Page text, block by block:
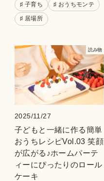
♯ 子育ち ♯ おうちモンテ
♯ 居場所
読み物
2025/11/27
子どもと一緒に作る簡単
おうちレシピVol.03 笑顔
が広がる♪ホームパーテ
ィーにぴったりのロール
ケーキ